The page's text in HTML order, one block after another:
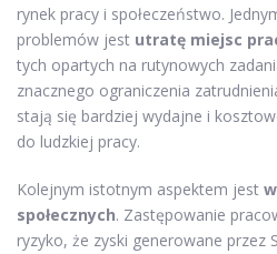
rynek pracy i społeczeństwo.
problemów jest utratę miejsc
tych opartych na rutynowych
znacznego ograniczenia
stają się bardziej wydajne i
do ludzkiej pracy.
Kolejnym istotnym aspektem jest
społecznych. Zastępowanie
ryzyko, że zyski generowane przez